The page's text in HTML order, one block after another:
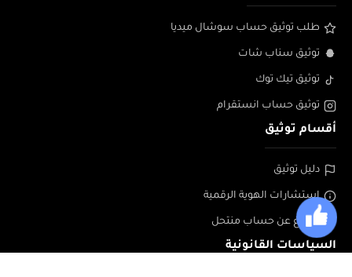
طلب توثيق حساب سوشال ميديا
توثيق سناب شات
توثيق تيك توك
توثيق حساب انستقرام
أقسام توثيق
دليل توثيق
إستشارات الهوية الرقمية
الابلاغ عن حساب منتحل
السياسات القانونية